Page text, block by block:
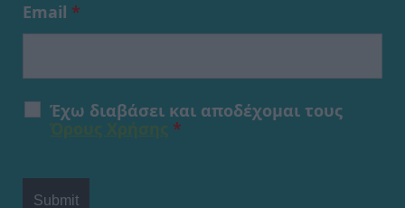
Email *
Έχω διαβάσει και αποδέχομαι τους
*